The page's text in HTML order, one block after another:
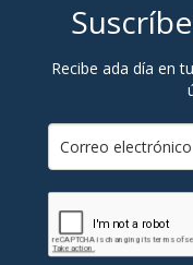
Recibe ada día en